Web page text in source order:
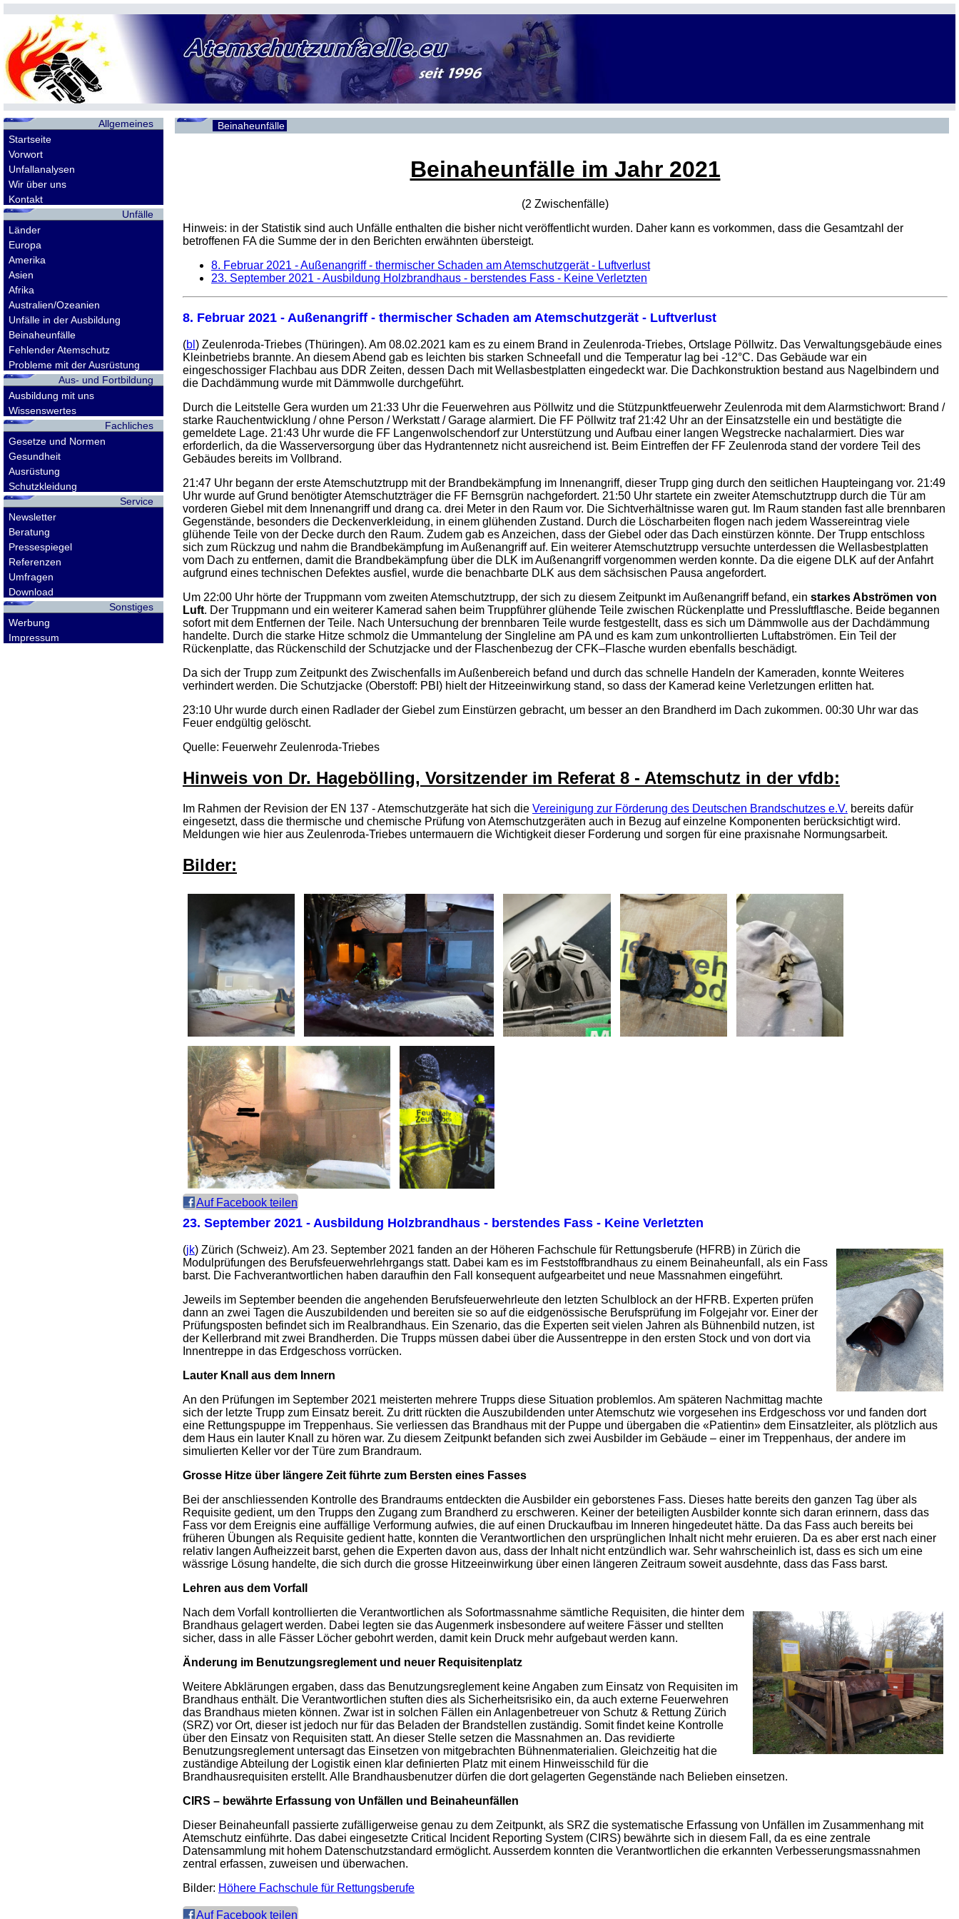
Allgemeines
Startseite
Vorwort
Unfallanalysen
Wir über uns
Kontakt
Unfälle
Länder
Europa
Amerika
Asien
Afrika
Australien/Ozeanien
Unfälle in der Ausbildung
Beinaheunfälle
Fehlender Atemschutz
Probleme mit der Ausrüstung
Aus- und Fortbildung
Ausbildung mit uns
Wissenswertes
Fachliches
Gesetze und Normen
Gesundheit
Ausrüstung
Schutzkleidung
Service
Newsletter
Beratung
Pressespiegel
Referenzen
Umfragen
Download
Sonstiges
Werbung
Impressum
Beinaheunfälle
Beinaheunfälle im Jahr 2021
(2 Zwischenfälle)
Hinweis: in der Statistik sind auch Unfälle enthalten die bisher nicht veröffentlicht wurden. Daher kann es vorkommen, dass die Gesamtzahl der
betroffenen FAdie Summe der in den Berichten erwähnten übersteigt.
8. Februar 2021 - Außenangriff - thermischer Schaden am Atemschutzgerät - Luftverlust
23. September 2021 - Ausbildung Holzbrandhaus - berstendes Fass - Keine Verletzten
8. Februar 2021 - Außenangriff - thermischer Schaden am Atemschutzgerät - Luftverlust
(bl ) Zeulenroda-Triebes (Thüringen). Am 08.02.2021 kam es zu einem Brand in Zeulenroda-Triebes, Ortslage Pöllwitz. Das Verwaltungsgebäude eines
Kleinbetriebs brannte. An diesem Abend gab es leichten bis starken Schneefall und die Temperatur lag bei -12°C. Das Gebäude war ein
eingeschossiger Flachbau aus DDR Zeiten, dessen Dach mit Wellasbestplatten eingedeckt war. Die Dachkonstruktion bestand aus Nagelbindern und
die Dachdämmung wurde mit Dämmwolle durchgeführt.
Durch die Leitstelle Gera wurden um 21:33 Uhr die Feuerwehren aus Pöllwitz und die Stützpunktfeuerwehr Zeulenroda mit dem Alarmstichwort: Brand /
starke Rauchentwicklung / ohne Person / Werkstatt / Garage alarmiert. Die FF Pöllwitz traf 21:42 Uhr an der Einsatzstelle ein und bestätigte die
gemeldete Lage. 21:43 Uhr wurde die FF Langenwolschendorf zur Unterstützung und Aufbau einer langen Wegstrecke nachalarmiert. Dies war
erforderlich, da die Wasserversorgung über das Hydrantennetz nicht ausreichend ist. Beim Eintreffen der FF Zeulenroda stand der vordere Teil des
Gebäudes bereits im Vollbrand.
21:47 Uhr begann der erste Atemschutztrupp mit der Brandbekämpfung im Innenangriff, dieser Trupp ging durch den seitlichen Haupteingang vor. 21:49
Uhr wurde auf Grund benötigter Atemschutzträger die FF Bernsgrün nachgefordert. 21:50 Uhr startete ein zweiter Atemschutztrupp durch die Tür am
vorderen Giebel mit dem Innenangriff und drang ca. drei Meter in den Raum vor. Die Sichtverhältnisse waren gut. Im Raum standen fast alle brennbaren
Gegenstände, besonders die Deckenverkleidung, in einem glühenden Zustand. Durch die Löscharbeiten flogen nach jedem Wassereintrag viele
glühende Teile von der Decke durch den Raum. Zudem gab es Anzeichen, dass der Giebel oder das Dach einstürzen könnte. Der Trupp entschloss
sich zum Rückzug und nahm die Brandbekämpfung im Außenangriff auf. Ein weiterer Atemschutztrupp versuchte unterdessen die Wellasbestplatten
vom Dach zu entfernen, damit die Brandbekämpfung über die DLK im Außenangriff vorgenommen werden konnte. Da die eigene DLK auf der Anfahrt
aufgrund eines technischen Defektes ausfiel, wurde die benachbarte DLK aus dem sächsischen Pausa angefordert.
Um 22:00 Uhr hörte der Truppmann vom zweiten Atemschutztrupp, der sich zu diesem Zeitpunkt im Außenangriff befand, ein starkes Abströmen von
Luft. Der Truppmann und ein weiterer Kamerad sahen beim Truppführer glühende Teile zwischen Rückenplatte und Pressluftflasche. Beide begannen
sofort mit dem Entfernen der Teile. Nach Untersuchung der brennbaren Teile wurde festgestellt, dass es sich um Dämmwolle aus der Dachdämmung
handelte. Durch die starke Hitze schmolz die Ummantelung der Singleline am PA und es kam zum unkontrollierten Luftabströmen. Ein Teil der
Rückenplatte, das Rückenschild der Schutzjacke und der Flaschenbezug der CFK–Flasche wurden ebenfalls beschädigt.
Da sich der Trupp zum Zeitpunkt des Zwischenfalls im Außenbereich befand und durch das schnelle Handeln der Kameraden, konnte Weiteres
verhindert werden. Die Schutzjacke (Oberstoff: PBI) hielt der Hitzeeinwirkung stand, so dass der Kamerad keine Verletzungen erlitten hat.
23:10 Uhr wurde durch einen Radlader der Giebel zum Einstürzen gebracht, um besser an den Brandherd im Dach zukommen. 00:30 Uhr war das
Feuer endgültig gelöscht.
Quelle: Feuerwehr Zeulenroda-Triebes
Hinweis von Dr. Hagebölling, Vorsitzender im Referat 8 - Atemschutz in der vfdb:
Im Rahmen der Revision der EN 137 - Atemschutzgeräte hat sich die Vereinigung zur Förderung des Deutschen Brandschutzes e.V. bereits dafür
eingesetzt, dass die thermische und chemische Prüfung von Atemschutzgeräten auch in Bezug auf einzelne Komponenten berücksichtigt wird.
Meldungen wie hier aus Zeulenroda-Triebes untermauern die Wichtigkeit dieser Forderung und sorgen für eine praxisnahe Normungsarbeit.
Bilder:
Auf Facebook teilen
23. September 2021 - Ausbildung Holzbrandhaus - berstendes Fass - Keine Verletzten
(jk) Zürich (Schweiz). Am 23. September 2021 fanden an der Höheren Fachschule für Rettungsberufe (HFRB) in Zürich die
Modulprüfungen des Berufsfeuerwehrlehrgangs statt. Dabei kam es im Feststoffbrandhaus zu einem Beinaheunfall, als ein Fass
barst. Die Fachverantwortlichen haben daraufhin den Fall konsequent aufgearbeitet und neue Massnahmen eingeführt.
Jeweils im September beenden die angehenden Berufsfeuerwehrleute den letzten Schulblock an der HFRB. Experten prüfen
dann an zwei Tagen die Auszubildenden und bereiten sie so auf die eidgenössische Berufsprüfung im Folgejahr vor. Einer der
Prüfungsposten befindet sich im Realbrandhaus. Ein Szenario, das die Experten seit vielen Jahren als Bühnenbild nutzen, ist
der Kellerbrand mit zwei Brandherden. Die Trupps müssen dabei über die Aussentreppe in den ersten Stock und von dort via
Innentreppe in das Erdgeschoss vorrücken.
Lauter Knall aus dem Innern
An den Prüfungen im September 2021 meisterten mehrere Trupps diese Situation problemlos. Am späteren Nachmittag machte
sich der letzte Trupp zum Einsatz bereit. Zu dritt rückten die Auszubildenden unter Atemschutz wie vorgesehen ins Erdgeschoss vor und fanden dort
eine Rettungspuppe im Treppenhaus. Sie verliessen das Brandhaus mit der Puppe und übergaben die «Patientin» dem Einsatzleiter, als plötzlich aus
dem Haus ein lauter Knall zu hören war. Zu diesem Zeitpunkt befanden sich zwei Ausbilder im Gebäude – einer im Treppenhaus, der andere im
simulierten Keller vor der Türe zum Brandraum.
Grosse Hitze über längere Zeit führte zum Bersten eines Fasses
Bei der anschliessenden Kontrolle des Brandraums entdeckten die Ausbilder ein geborstenes Fass. Dieses hatte bereits den ganzen Tag über als
Requisite gedient, um den Trupps den Zugang zum Brandherd zu erschweren. Keiner der beteiligten Ausbilder konnte sich daran erinnern, dass das
Fass vor dem Ereignis eine auffällige Verformung aufwies, die auf einen Druckaufbau im Inneren hingedeutet hätte. Da das Fass auch bereits bei
früheren Übungen als Requisite gedient hatte, konnten die Verantwortlichen den ursprünglichen Inhalt nicht mehr eruieren. Da es aber erst nach einer
relativ langen Aufheizzeit barst, gehen die Experten davon aus, dass der Inhalt nicht entzündlich war. Sehr wahrscheinlich ist, dass es sich um eine
wässrige Lösung handelte, die sich durch die grosse Hitzeeinwirkung über einen längeren Zeitraum soweit ausdehnte, dass das Fass barst.
Lehren aus dem Vorfall
Nach dem Vorfall kontrollierten die Verantwortlichen als Sofortmassnahme sämtliche Requisiten, die hinter dem
Brandhaus gelagert werden. Dabei legten sie das Augenmerk insbesondere auf weitere Fässer und stellten
sicher, dass in alle Fässer Löcher gebohrt werden, damit kein Druck mehr aufgebaut werden kann.
Änderung im Benutzungsreglement und neuer Requisitenplatz
Weitere Abklärungen ergaben, dass das Benutzungsreglement keine Angaben zum Einsatz von Requisiten im
Brandhaus enthält. Die Verantwortlichen stuften dies als Sicherheitsrisiko ein, da auch externe Feuerwehren
das Brandhaus mieten können. Zwar ist in solchen Fällen ein Anlagenbetreuer von Schutz & Rettung Zürich
(SRZ) vor Ort, dieser ist jedoch nur für das Beladen der Brandstellen zuständig. Somit findet keine Kontrolle
über den Einsatz von Requisiten statt. An dieser Stelle setzen die Massnahmen an. Das revidierte
Benutzungsreglement untersagt das Einsetzen von mitgebrachten Bühnenmaterialien. Gleichzeitig hat die
zuständige Abteilung der Logistik einen klar definierten Platz mit einem Hinweisschild für die
Brandhausrequisiten erstellt. Alle Brandhausbenutzer dürfen die dort gelagerten Gegenstände nach Belieben einsetzen.
CIRS – bewährte Erfassung von Unfällen und Beinaheunfällen
Dieser Beinaheunfall passierte zufälligerweise genau zu dem Zeitpunkt, als SRZ die systematische Erfassung von Unfällen im Zusammenhang mit
Atemschutz einführte. Das dabei eingesetzte Critical Incident Reporting System (CIRS) bewährte sich in diesem Fall, da es eine zentrale
Datensammlung mit hohem Datenschutzstandard ermöglicht. Ausserdem konnten die Verantwortlichen die erkannten Verbesserungsmassnahmen
zentral erfassen, zuweisen und überwachen.
Bilder: Höhere Fachschule für Rettungsberufe
Auf Facebook teilen